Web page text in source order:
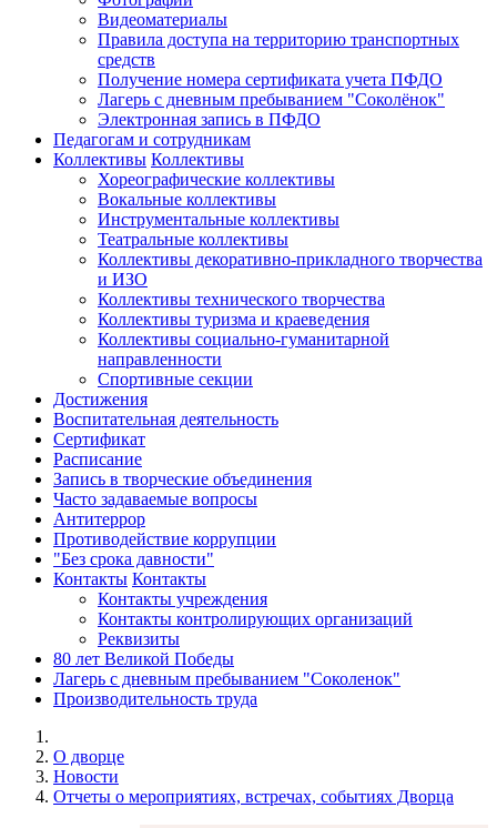
Видеоматериалы
Правила доступа на территорию транспортных
средств
Получение номера сертификата учета ПФДО
Лагерь с дневным пребыванием "Соколёнок"
Электронная запись в ПФДО
Педагогам и сотрудникам
Коллективы Коллективы
Хореографические коллективы
Вокальные коллективы
Инструментальные коллективы
Театральные коллективы
Коллективы декоративно-прикладного творчества
и ИЗО
Коллективы технического творчества
Коллективы туризма и краеведения
Коллективы социально-гуманитарной
направленности
Спортивные секции
Достижения
Воспитательная деятельность
Cертификат
Расписание
Запись в творческие объединения
Часто задаваемые вопросы
Антитеррор
Противодействие коррупции
"Без срока давности"
Контакты Контакты
Контакты учреждения
Контакты контролирующих организаций
Реквизиты
80 лет Великой Победы
Лагерь с дневным пребыванием "Соколенок"
Производительность труда
О дворце
Новости
Отчеты о мероприятиях, встречах, событиях Дворца